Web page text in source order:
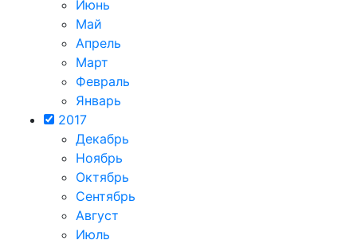
Июнь
Май
Апрель
Март
Февраль
Январь
2017
Декабрь
Ноябрь
Октябрь
Сентябрь
Август
Июль